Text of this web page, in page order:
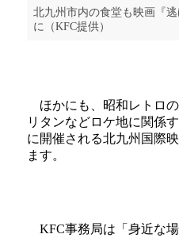
北九州市内の食堂も映画『
に（KFC提供）
ほかにも、昭和レトロ
リタンなどロケ地に関係
に開催される北九州国際
ます。
KFC事務局は「身近な